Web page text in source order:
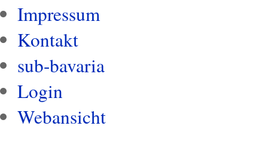
Impressum
Kontakt
sub-bavaria
Login
Webansicht